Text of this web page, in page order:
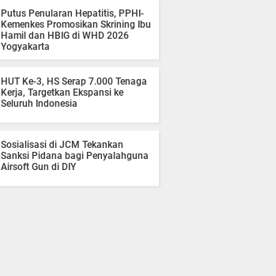
Putus Penularan Hepatitis, PPHI-
Kemenkes Promosikan Skrining Ibu
Hamil dan HBIG di WHD 2026
Yogyakarta
HUT Ke-3, HS Serap 7.000 Tenaga
Kerja, Targetkan Ekspansi ke
Seluruh Indonesia
Sosialisasi di JCM Tekankan
Sanksi Pidana bagi Penyalahguna
Airsoft Gun di DIY